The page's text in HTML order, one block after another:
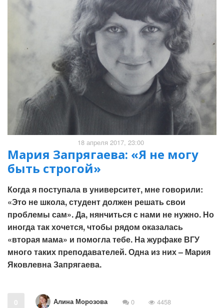
18 апреля 2017, 23:00
Мария Запрягаева: «Я не могу
быть строгой»
Когда я поступала в университет, мне говорили:
«Это не школа, студент должен решать свои
проблемы сам». Да, нянчиться с нами не нужно. Но
иногда так хочется, чтобы рядом оказалась
«вторая мама» и помогла тебе. На журфаке ВГУ
много таких преподавателей. Одна из них – Мария
Яковлевна Запрягаева.
0 Алина Морозова 0 4458